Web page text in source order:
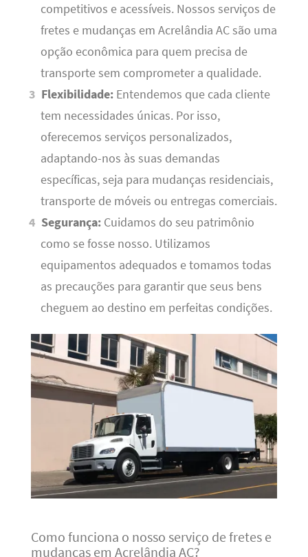
competitivos e acessíveis. Nossos serviços de
fretes e mudanças em Acrelândia AC são uma
opção econômica para quem precisa de
transporte sem comprometer a qualidade.
Flexibilidade: Entendemos que cada cliente
tem necessidades únicas. Por isso,
oferecemos serviços personalizados,
adaptando-nos às suas demandas
específicas, seja para mudanças residenciais,
transporte de móveis ou entregas comerciais.
Segurança: Cuidamos do seu patrimônio
como se fosse nosso. Utilizamos
equipamentos adequados e tomamos todas
as precauções para garantir que seus bens
cheguem ao destino em perfeitas condições.
Como funciona o nosso serviço de fretes e
mudanças em Acrelândia AC?